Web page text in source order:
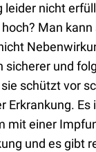
nicht
Man
sicherer und
schützt vor
Erkrankung. Es
mit einer
und es gibt